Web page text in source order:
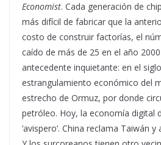
Economist. Cada generación de
más difícil de fabricar que la
costo de construir factorías, el
caído de más de 25 en el año
antecedente inquietante: en el
estrangulamiento económico del
estrecho de Ormuz, por donde
petróleo. Hoy, la economía digital
‘avispero’. China reclama Taiwán